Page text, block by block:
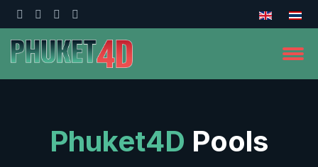
Phuket4D Pools